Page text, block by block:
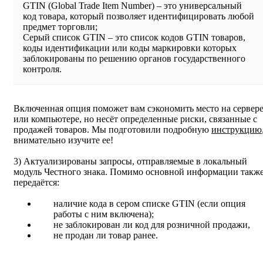
GTIN (Global Trade Item Number) – это универсальный
код товара, который позволяет идентифицировать любой
предмет торговли;
Серый список GTIN – это список кодов GTIN товаров,
коды идентификации или коды маркировки которых
заблокированы по решению органов государственного
контроля.
Включенная опция поможет вам сэкономить место на сервере
или компьютере, но несёт определенные риски, связанные с
продажей товаров. Мы подготовили подробную инструкцию
внимательно изучите ее!
3) Актуализированы запросы, отправляемые в локальный
модуль Честного знака. Помимо основной информации
передаётся:
наличие кода в сером списке GTIN (если опция
работы с ним включена);
не заблокирован ли код для розничной продажи,
не продан ли товар ранее.